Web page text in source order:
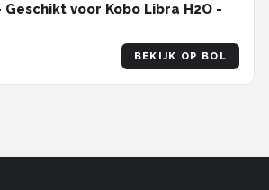
Geschikt voor Kobo Libra H2O -
BEKIJK OP BOL